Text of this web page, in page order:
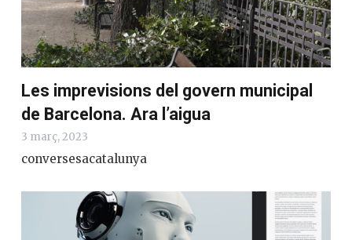
Les imprevisions del govern municipal
de Barcelona. Ara l’aigua
3 març, 2023
conversesacatalunya